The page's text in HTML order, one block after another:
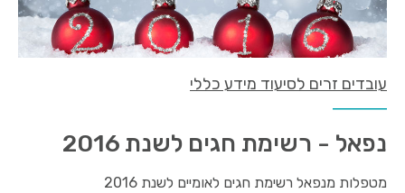
עובדים זרים לסיעוד מידע כללי
נפאל - רשימת חגים לשנת 2016
מטפלות מנפאל רשימת חגים לאומיים לשנת 2016